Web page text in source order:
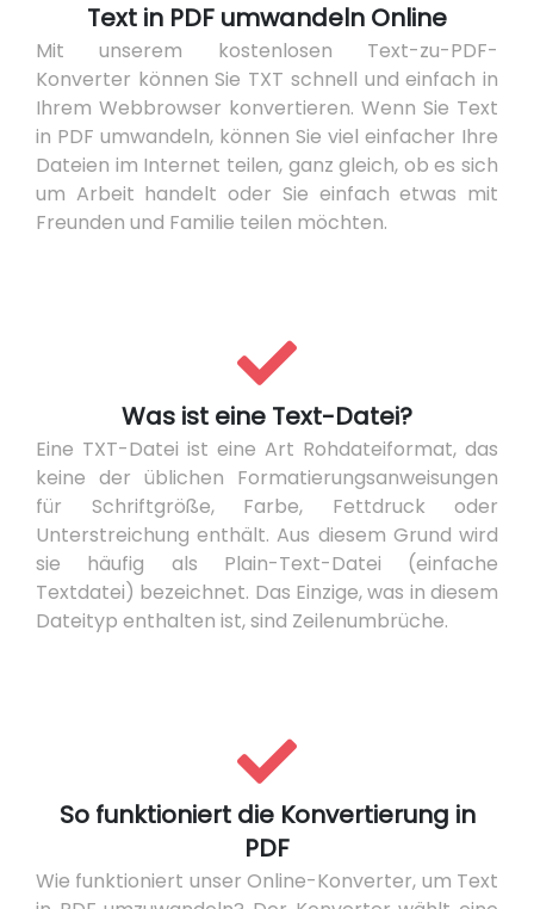
Text in PDF umwandeln Online
Mit unserem kostenlosen Text-zu-PDF-
Konverter können Sie TXT schnell und einfach in
Ihrem Webbrowser konvertieren. Wenn Sie Text
in PDF umwandeln, können Sie viel einfacher Ihre
Dateien im Internet teilen, ganz gleich, ob es sich
um Arbeit handelt oder Sie einfach etwas mit
Freunden und Familie teilen möchten.
Was ist eine Text-Datei?
Eine TXT-Datei ist eine Art Rohdateiformat, das
keine der üblichen Formatierungsanweisungen
für Schriftgröße, Farbe, Fettdruck oder
Unterstreichung enthält. Aus diesem Grund wird
sie häufig als Plain-Text-Datei (einfache
Textdatei) bezeichnet. Das Einzige, was in diesem
Dateityp enthalten ist, sind Zeilenumbrüche.
So funktioniert die Konvertierung in
PDF
Wie funktioniert unser Online-Konverter, um Text